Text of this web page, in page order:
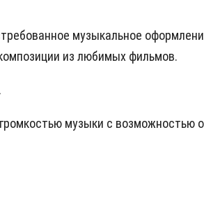
музыкальное
из любимых фильмов.
музыки с возможностью